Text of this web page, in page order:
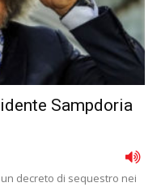
Sampdoria
decreto di sequestro nei